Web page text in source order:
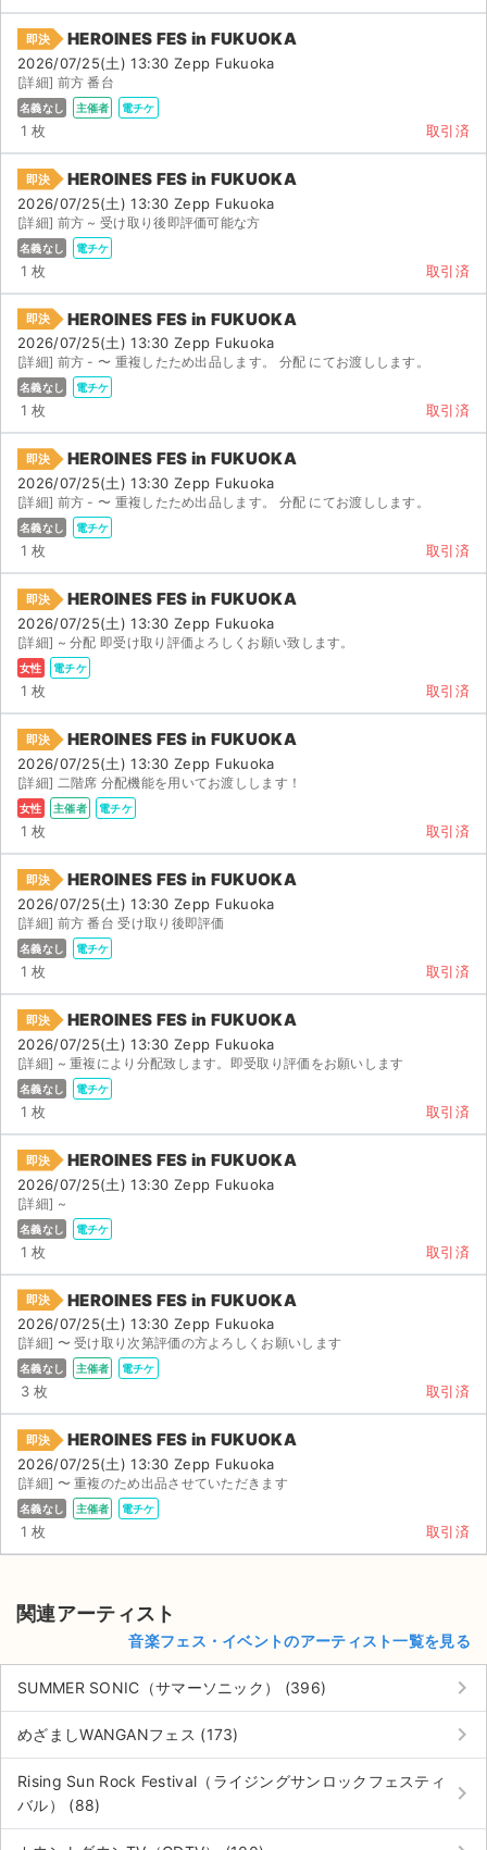
即決 HEROINES FES in FUKUOKA
2026/07/25(土) 13:30 Zepp Fukuoka
[詳細] 前方 番台
名義なし 主催者 電チケ
1 枚 取引済
即決 HEROINES FES in FUKUOKA
2026/07/25(土) 13:30 Zepp Fukuoka
[詳細] 前方 ~ 受け取り後即評価可能な方
名義なし 電チケ
1 枚 取引済
即決 HEROINES FES in FUKUOKA
2026/07/25(土) 13:30 Zepp Fukuoka
[詳細] 前方 - 〜 重複したため出品します。 分配 にてお渡しします。
名義なし 電チケ
1 枚 取引済
即決 HEROINES FES in FUKUOKA
2026/07/25(土) 13:30 Zepp Fukuoka
[詳細] 前方 - 〜 重複したため出品します。 分配 にてお渡しします。
名義なし 電チケ
1 枚 取引済
即決 HEROINES FES in FUKUOKA
2026/07/25(土) 13:30 Zepp Fukuoka
[詳細] ~ 分配 即受け取り評価よろしくお願い致します。
女性 電チケ
1 枚 取引済
即決 HEROINES FES in FUKUOKA
2026/07/25(土) 13:30 Zepp Fukuoka
[詳細] 二階席 分配機能を用いてお渡しします！
女性 主催者 電チケ
1 枚 取引済
即決 HEROINES FES in FUKUOKA
2026/07/25(土) 13:30 Zepp Fukuoka
[詳細] 前方 番台 受け取り後即評価
名義なし 電チケ
1 枚 取引済
即決 HEROINES FES in FUKUOKA
2026/07/25(土) 13:30 Zepp Fukuoka
[詳細] ~ 重複により分配致します。即受取り評価をお願いします
名義なし 電チケ
1 枚 取引済
即決 HEROINES FES in FUKUOKA
2026/07/25(土) 13:30 Zepp Fukuoka
[詳細] ~
名義なし 電チケ
1 枚 取引済
即決 HEROINES FES in FUKUOKA
2026/07/25(土) 13:30 Zepp Fukuoka
[詳細] 〜 受け取り次第評価の方よろしくお願いします
名義なし 主催者 電チケ
3 枚 取引済
即決 HEROINES FES in FUKUOKA
2026/07/25(土) 13:30 Zepp Fukuoka
[詳細] 〜 重複のため出品させていただきます
名義なし 主催者 電チケ
1 枚 取引済
関連アーティスト
音楽フェス・イベントのアーティスト一覧を見る
SUMMER SONIC（サマーソニック） (396) keyboard_arrow_right
めざましWANGANフェス (173) keyboard_arrow_right
Rising Sun Rock Festival（ライジングサンロックフェスティ
バル） (88)
keyboard_arrow_right